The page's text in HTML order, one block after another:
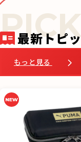
最新トピ
もっと見る